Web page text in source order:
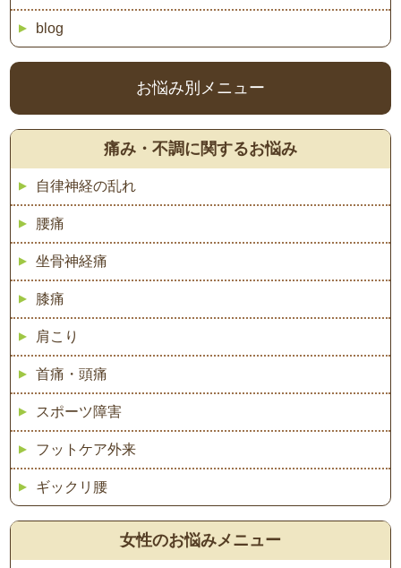
blog
お悩み別メニュー
痛み・不調に関するお悩み
自律神経の乱れ
腰痛
坐骨神経痛
膝痛
肩こり
首痛・頭痛
スポーツ障害
フットケア外来
ギックリ腰
女性のお悩みメニュー